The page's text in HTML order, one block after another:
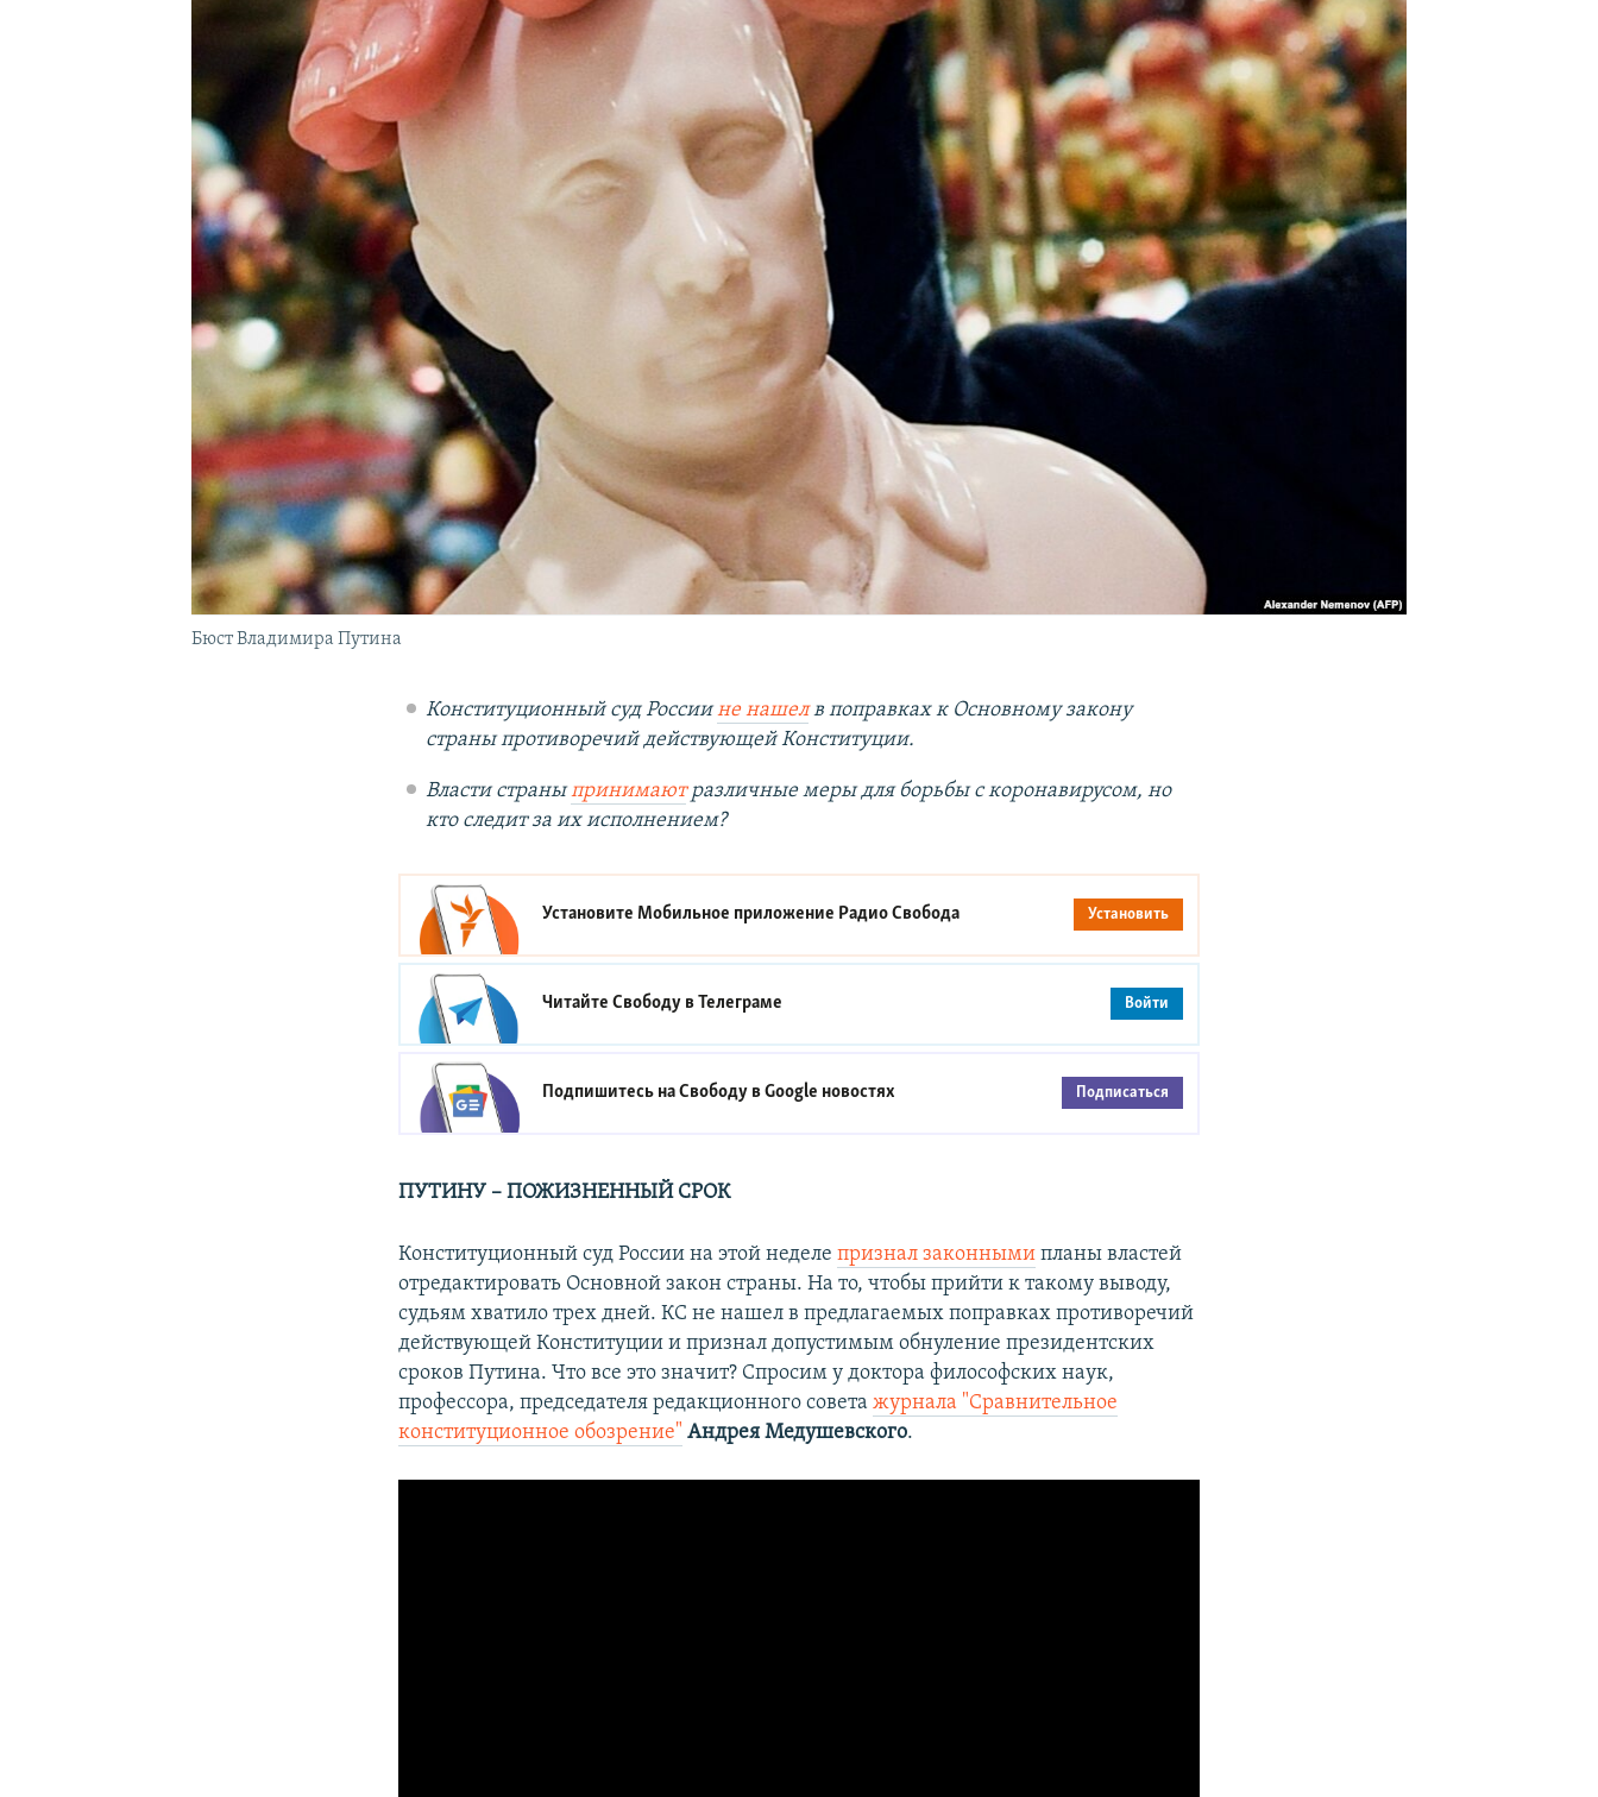
ПОДПИШИТЕСЬ НА РАССЫЛКУ
Бюст Владимира Путина
Конституционный суд Россиине нашелв поправках к Основному закону
страны противоречий действующей Конституции.
Власти страныпринимаютразличные меры для борьбы с коронавирусом, но
кто следит за их исполнением?
Установите Мобильное приложение Радио Свобода Установить
Читайте Свободу вТелеграме Войти
Подпишитесь на Свободу вGoogle новостях Подписаться
ПУТИНУ – ПОЖИЗНЕННЫЙ СРОК
Конституционный суд России на этой неделепризнал законными планы властей
отредактировать Основной закон страны. На то, чтобы прийти к такому выводу,
судьям хватило трех дней. КС не нашел в предлагаемых поправках противоречий
действующей Конституции и признал допустимым обнуление президентских
сроков Путина. Что все это значит? Спросим у доктора философских наук,
профессора, председателя редакционного советажурнала "Сравнительное
конституционное обозрение" Андрея Медушевского.